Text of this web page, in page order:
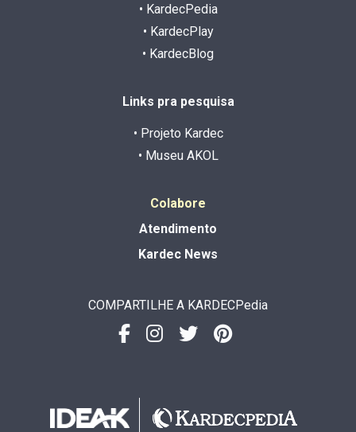
• KardecPedia
• KardecPlay
• KardecBlog
Links pra pesquisa
• Projeto Kardec
• Museu AKOL
Colabore
Atendimento
Kardec News
COMPARTILHE A KARDECPedia